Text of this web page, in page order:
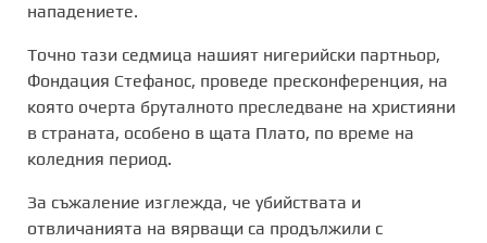
нападениете.
Точно тази седмица нашият нигерийски партньор,
Фондация Стефанос, проведе пресконференция, на
която очерта бруталното преследване на християни
в страната, особено в щата Плато, по време на
коледния период.
За съжаление изглежда, че убийствата и
отвличанията на вярващи са продължили с